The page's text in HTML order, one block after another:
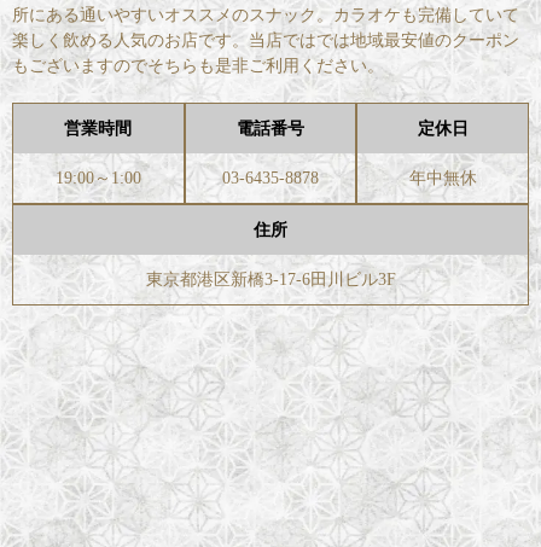
所にある通いやすいオススメのスナック。カラオケも完備していて
楽しく飲める人気のお店です。当店ではでは地域最安値のクーポン
もございますのでそちらも是非ご利用ください。
営業時間
19:00～1:00
電話番号
03-6435-8878
定休日
年中無休
住所
東京都港区新橋3-17-6田川ビル3F